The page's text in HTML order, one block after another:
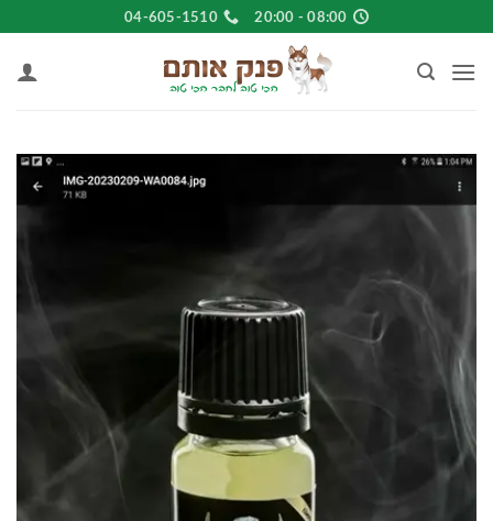
to
content
08:00 - 20:00
04-605-1510